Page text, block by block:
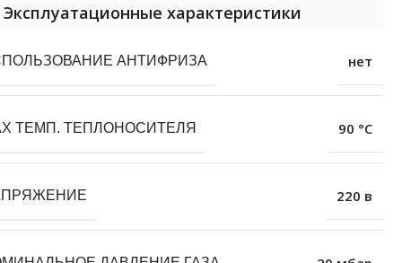
Эксплуатационные характеристики
АНТИФРИЗА нет
ТЕМП. ТЕПЛОНОСИТЕЛЯ 90 °С
220 в